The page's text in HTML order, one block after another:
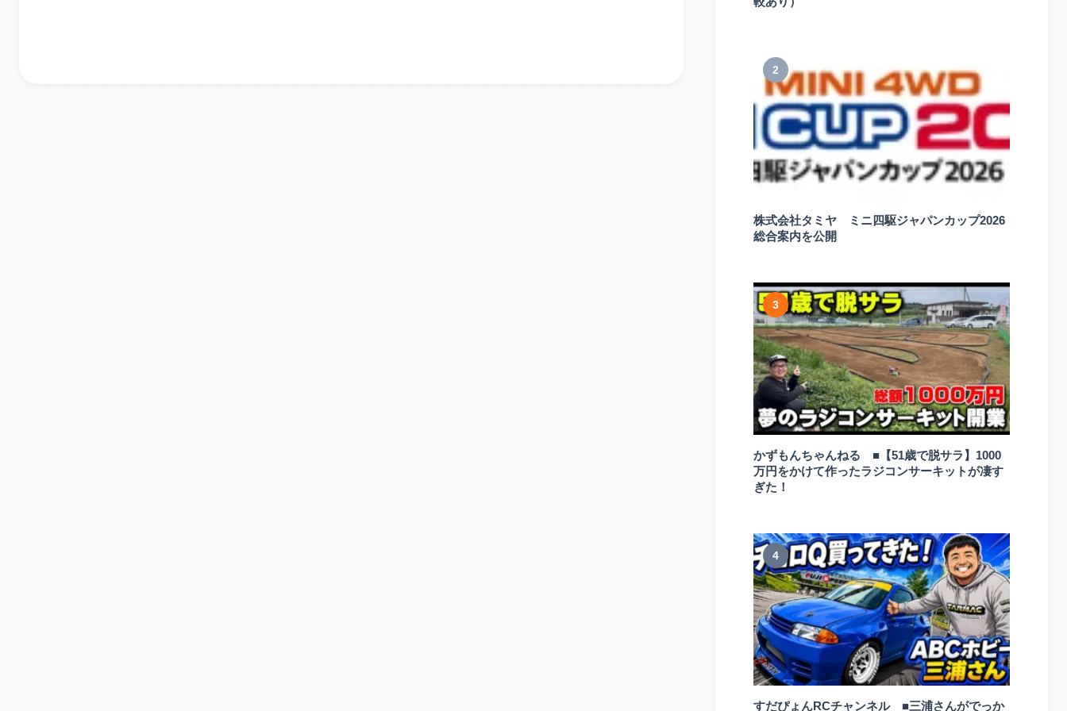
2
株式会社タミヤ ミニ四駆ジャパンカップ2026
総合案内を公開
3
かずもんちゃんねる ■【51歳で脱サラ】1000
万円をかけて作ったラジコンサーキットが凄す
ぎた！
4
すだぴょんRCチャンネル ■三浦さんがでっか